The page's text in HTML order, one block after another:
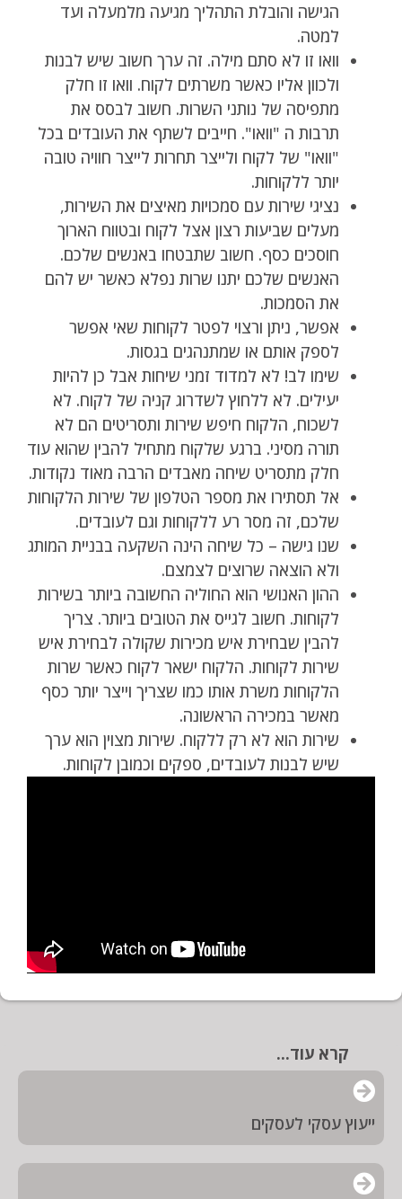
קרא עוד...
ייעוץ עסקי לעסקים
הגישה והובלת התהליך מגיעה מלמעלה ועד
למטה.
וואו זו לא סתם מילה. זה ערך חשוב שיש לבנות
ולכוון אליו כאשר משרתים לקוח. וואו זו חלק
מתפיסה של נותני השרות. חשוב לבסס את
תרבות ה "וואו". חייבים לשתף את העובדים בכל
"וואו" של לקוח ולייצר תחרות לייצר חוויה טובה
יותר ללקוחות.
נציגי שירות עם סמכויות מאיצים את השירות,
מעלים שביעות רצון אצל לקוח ובטווח הארוך
חוסכים כסף. חשוב שתבטחו באנשים שלכם.
האנשים שלכם יתנו שרות נפלא כאשר יש להם
את הסמכות.
אפשר, ניתן ורצוי לפטר לקוחות שאי אפשר
לספק אותם או שמתנהגים בגסות.
שימו לב! לא למדוד זמני שיחות אבל כן להיות
יעילים. לא ללחוץ לשדרוג קניה של לקוח. לא
לשכוח, הלקוח חיפש שירות ותסריטים הם לא
תורה מסיני. ברגע שלקוח מתחיל להבין שהוא עוד
חלק מתסריט שיחה מאבדים הרבה מאוד נקודות.
אל תסתירו את מספר הטלפון של שירות הלקוחות
שלכם, זה מסר רע ללקוחות וגם לעובדים.
שנו גישה – כל שיחה הינה השקעה בבניית המותג
ולא הוצאה שרוצים לצמצם.
ההון האנושי הוא החוליה החשובה ביותר בשירות
לקוחות. חשוב לגייס את הטובים ביותר. צריך
להבין שבחירת איש מכירות שקולה לבחירת איש
שירות לקוחות. הלקוח ישאר לקוח כאשר שרות
הלקוחות משרת אותו כמו שצריך וייצר יותר כסף
מאשר במכירה הראשונה.
שירות הוא לא רק ללקוח. שירות מצוין הוא ערך
שיש לבנות לעובדים, ספקים וכמובן לקוחות.